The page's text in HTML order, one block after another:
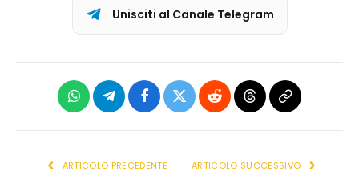
Unisciti al Canale Telegram
WhatsAppTelegramFacebook
X
Reddit ThreadsCopia
ARTICOLO PRECEDENTE ARTICOLO SUCCESSIVO